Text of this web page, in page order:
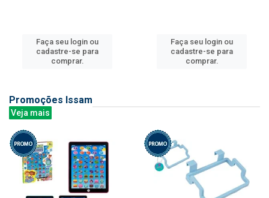
Faça seu login ou
cadastre-se para
comprar.
Faça seu login ou
cadastre-se para
comprar.
Promoções Issam
Veja mais